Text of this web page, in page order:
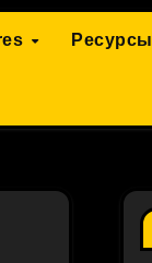
Ресурсы